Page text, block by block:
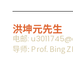
洪坤元先生
电邮:
导师: Prof. Bing